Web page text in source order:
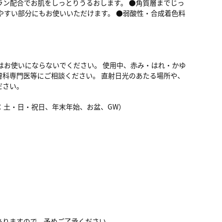
配合でお肌をしっとりうるおします。 ●角質層までじっ
い部分にもお使いいただけます。 ●弱酸性・合成着色料
使いにならないでください。 使用中、赤み・はれ・かゆ
専門医等にご相談ください。 直射日光のあたる場所や、
い。
・日・祝日、年末年始、お盆、GW）